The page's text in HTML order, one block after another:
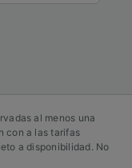
al menos una
con a las tarifas
a disponibilidad. No
en un
de
de